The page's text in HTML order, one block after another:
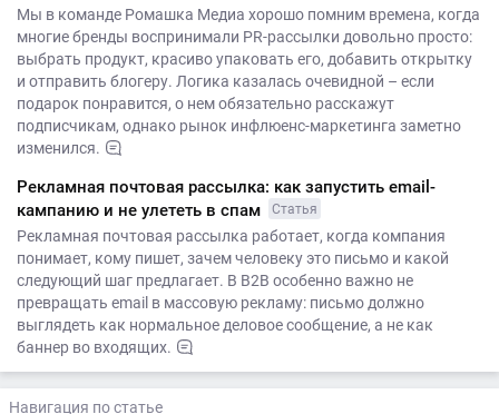
Мы в команде Ромашка Медиа хорошо помним времена, когда
многие бренды воспринимали PR-рассылки довольно просто:
выбрать продукт, красиво упаковать его, добавить открытку
и отправить блогеру. Логика казалась очевидной – если
подарок понравится, о нем обязательно расскажут
подписчикам, однако рынок инфлюенс-маркетинга заметно
изменился.
Рекламная почтовая рассылка: как запустить email-
кампанию и не улететь в спам
Статья
Рекламная почтовая рассылка работает, когда компания
понимает, кому пишет, зачем человеку это письмо и какой
следующий шаг предлагает. В B2B особенно важно не
превращать email в массовую рекламу: письмо должно
выглядеть как нормальное деловое сообщение, а не как
баннер во входящих.
Навигация по статье